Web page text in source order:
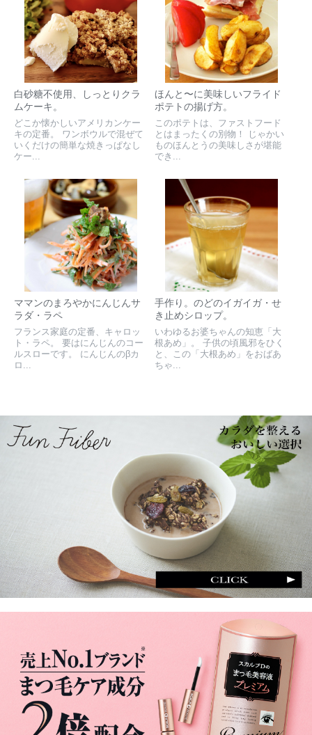
白砂糖不使用、しっとりクラ
ムケーキ。
どこか懐かしいアメリカンケー
キの定番。 ワンボウルで混ぜて
いくだけの簡単な焼きっぱなし
ケー...
ほんと〜に美味しいフライド
ポテトの揚げ方。
このポテトは、ファストフード
とはまったくの別物！ じゃかい
ものほんとうの美味しさが堪能
でき...
ママンのまろやかにんじんサ
ラダ・ラペ
フランス家庭の定番、キャロッ
ト・ラペ。 要はにんじんのコー
ルスローです。 にんじんのβカ
ロ...
手作り。のどのイガイガ・せ
き止めシロップ。
いわゆるお婆ちゃんの知恵「大
根あめ」。 子供の頃風邪をひく
と、この「大根あめ」をおばあ
ちゃ...